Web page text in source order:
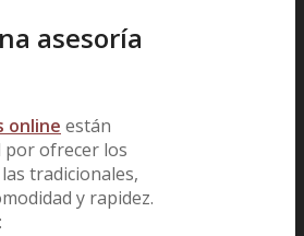
asesoría
online están
por ofrecer los
tradicionales,
y rapidez.